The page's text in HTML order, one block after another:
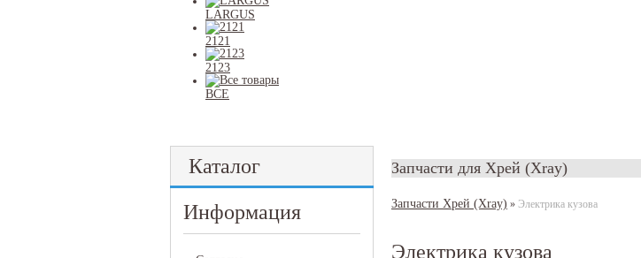
LARGUS
2121
2123
ВСЕ
Каталог
Информация
Запчасти для Хрей (Xray)
Запчасти Хрей (Xray) » Электрика кузова
Электрика кузова